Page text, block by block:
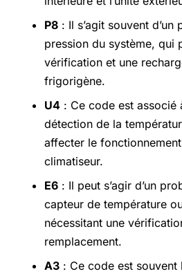
P8 : Il s’agit souvent
pression du système, qui
vérification et une
frigorigène.
U4 : Ce code est associé
détection de la
affecter le
climatiseur.
E6 : Il peut s’agir d’un
capteur de température
nécessitant une
remplacement.
A3 : Ce code est